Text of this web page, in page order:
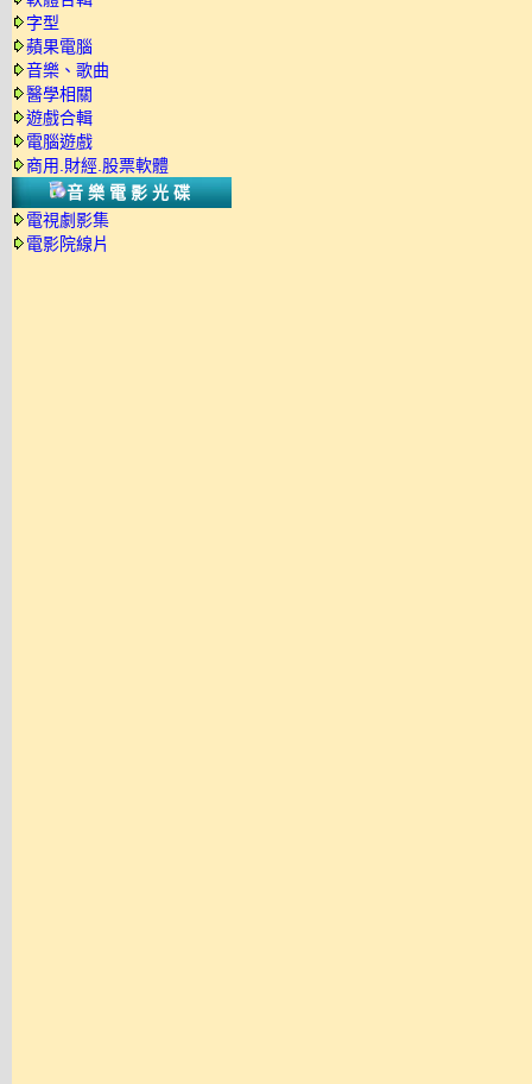
字型
蘋果電腦
音樂、歌曲
醫學相關
遊戲合輯
電腦遊戲
商用.財經.股票軟體
音樂電影光碟
電視劇影集
電影院線片